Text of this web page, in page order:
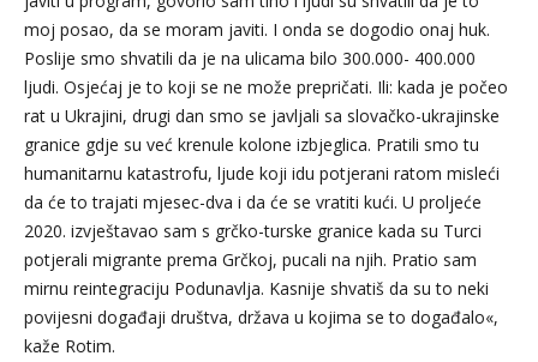
moj posao, da se moram javiti. I onda se dogodio onaj huk.
Poslije smo shvatili da je na ulicama bilo 300.000- 400.000
ljudi. Osjećaj je to koji se ne može prepričati. Ili: kada je počeo
rat u Ukrajini, drugi dan smo se javljali sa slovačko-ukrajinske
granice gdje su već krenule kolone izbjeglica. Pratili smo tu
humanitarnu katastrofu, ljude koji idu potjerani ratom misleći
da će to trajati mjesec-dva i da će se vratiti kući. U proljeće
2020. izvještavao sam s grčko-turske granice kada su Turci
potjerali migrante prema Grčkoj, pucali na njih. Pratio sam
mirnu reintegraciju Podunavlja. Kasnije shvatiš da su to neki
povijesni događaji društva, država u kojima se to događalo«,
kaže Rotim.